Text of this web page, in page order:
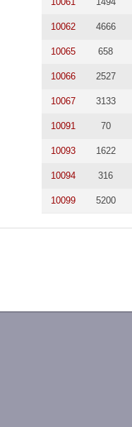
10062 4666
10065 658
10066 2527
10067 3133
10091 70
10093 1622
10094 316
10099 5200